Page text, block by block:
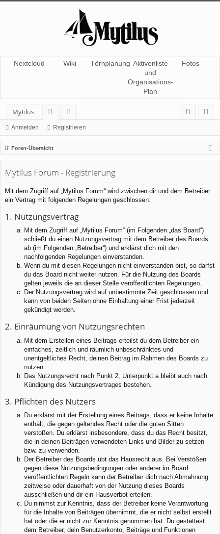
Nextcloud Wiki Törnplanung Aktivenliste
und
Organisations-
Plan
Fotos
Mytilus
or
en
itg
lie
de
r
m
el
n
ist
rie
n
Anmelden Registrieren
Foren-Übersicht
Mytilus Forum - Registrierung
Mit dem Zugriff auf „Mytilus Forum“ wird zwischen dir und dem Betreiber
ein Vertrag mit folgenden Regelungen geschlossen:
1. Nutzungsvertrag
Mit dem Zugriff auf „Mytilus Forum“ (im Folgenden „das Board“)
schließt du einen Nutzungsvertrag mit dem Betreiber des Boards
ab (im Folgenden „Betreiber“) und erklärst dich mit den
nachfolgenden Regelungen einverstanden.
Wenn du mit diesen Regelungen nicht einverstanden bist, so darfst
du das Board nicht weiter nutzen. Für die Nutzung des Boards
gelten jeweils die an dieser Stelle veröffentlichten Regelungen.
Der Nutzungsvertrag wird auf unbestimmte Zeit geschlossen und
kann von beiden Seiten ohne Einhaltung einer Frist jederzeit
gekündigt werden.
2. Einräumung von Nutzungsrechten
Mit dem Erstellen eines Beitrags erteilst du dem Betreiber ein
einfaches, zeitlich und räumlich unbeschränktes und
unentgeltliches Recht, deinen Beitrag im Rahmen des Boards zu
nutzen.
Das Nutzungsrecht nach Punkt 2, Unterpunkt a bleibt auch nach
Kündigung des Nutzungsvertrages bestehen.
3. Pflichten des Nutzers
Du erklärst mit der Erstellung eines Beitrags, dass er keine Inhalte
enthält, die gegen geltendes Recht oder die guten Sitten
verstoßen. Du erklärst insbesondere, dass du das Recht besitzt,
die in deinen Beiträgen verwendeten Links und Bilder zu setzen
bzw. zu verwenden.
Der Betreiber des Boards übt das Hausrecht aus. Bei Verstößen
gegen diese Nutzungsbedingungen oder anderer im Board
veröffentlichten Regeln kann der Betreiber dich nach Abmahnung
zeitweise oder dauerhaft von der Nutzung dieses Boards
ausschließen und dir ein Hausverbot erteilen.
Du nimmst zur Kenntnis, dass der Betreiber keine Verantwortung
für die Inhalte von Beiträgen übernimmt, die er nicht selbst erstellt
hat oder die er nicht zur Kenntnis genommen hat. Du gestattest
dem Betreiber, dein Benutzerkonto, Beiträge und Funktionen